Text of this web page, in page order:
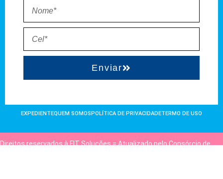
Enviar
EXPEDIENTEQUEM SOMOS POLÍTICA DE PRIVACIDADETERMO DE USO
Direitos reservados à FIT Soluções = Atualizado pelo Consórcio de